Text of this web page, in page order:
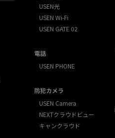
USEN光
USEN Wi-Fi
USEN GATE 02
電話
USEN PHONE
防犯カメラ
USEN Camera
NEXTクラウドビュー
キャンクラウド